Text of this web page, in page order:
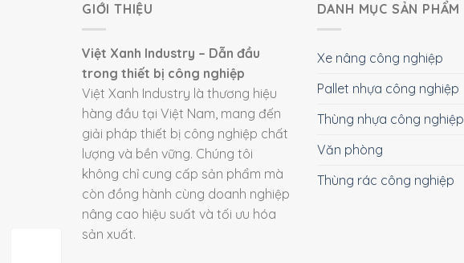
GIỚI THIỆU
Việt Xanh Industry – Dẫn đầu
trong thiết bị công nghiệp
Việt Xanh Industry là thương hiệu
hàng đầu tại Việt Nam, mang đến
giải pháp thiết bị công nghiệp chất
lượng và bền vững. Chúng tôi
không chỉ cung cấp sản phẩm mà
còn đồng hành cùng doanh nghiệp
nâng cao hiệu suất và tối ưu hóa
sản xuất.
DANH MỤC SẢN PHẨM
Xe nâng công nghiệp
Pallet nhựa công nghiệp
Thùng nhựa công nghiệp
Văn phòng
Thùng rác công nghiệp